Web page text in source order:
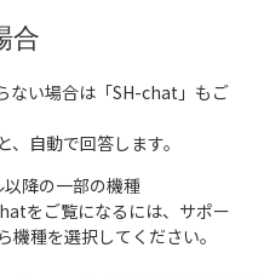
合
ない場合は「SH-chat 」もご
自動で回答します。
降の一部の機種
をご覧になるには、サポー
機種を選択してください。